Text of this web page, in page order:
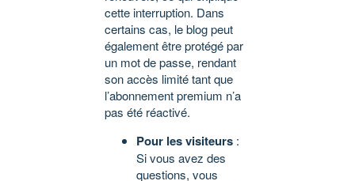
cette interruption. Dans
certains cas, le blog peut
également être protégé par
un mot de passe, rendant
son accès limité tant que
l’abonnement premium n’a
pas été réactivé.
Pour les visiteurs :
Si vous avez des
questions, vous